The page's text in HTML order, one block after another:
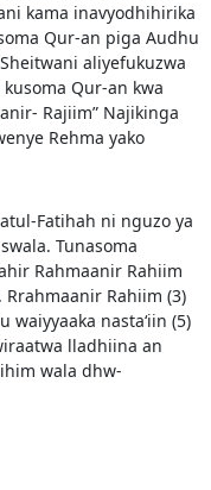
kama inavyodhihirika
Qur-an piga Audhu
aliyefukuzwa
kusoma Qur-an kwa
Rajiim” Najikinga
Rehma yako
Fatihah ni nguzo ya
Tunasoma
Rahmaanir Rahiim
Rrahmaanir Rahiim (3)
waiyyaaka nasta‘iin (5)
lladhiina an
wala dhw-